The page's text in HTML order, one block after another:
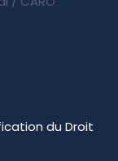
du Droit